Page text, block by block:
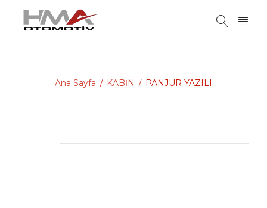
Ana Sayfa / KABİN / PANJUR YAZILI